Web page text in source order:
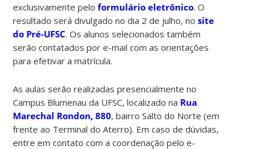
exclusivamente peloformulário eletrônico. O
resultado será divulgado no dia 2 de julho, nosite
do Pré-UFSC. Os alunos selecionados também
serão contatados por e-mail com as orientações
para efetivar a matrícula.
As aulas serão realizadas presencialmente no
Campus Blumenau da UFSC, localizado na Rua
Marechal Rondon, 880, bairro Salto do Norte (em
frente ao Terminal do Aterro). Em caso de dúvidas,
entre em contato com a coordenação pelo e-